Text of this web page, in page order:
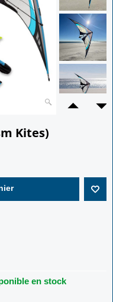
Kites)
en stock